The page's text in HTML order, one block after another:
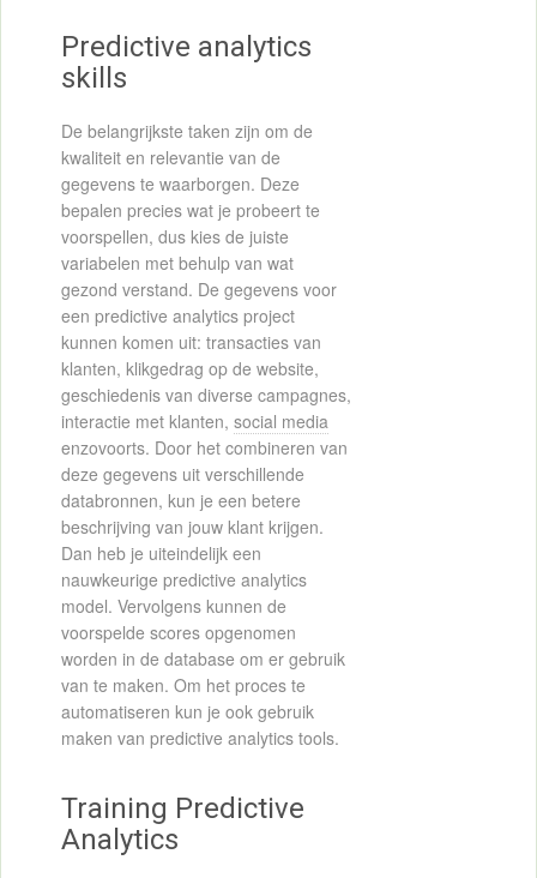
Predictive analytics
skills
De belangrijkste taken zijn om de
kwaliteit en relevantie van de
gegevens te waarborgen. Deze
bepalen precies wat je probeert te
voorspellen, dus kies de juiste
variabelen met behulp van wat
gezond verstand. De gegevens voor
een predictive analytics project
kunnen komen uit: transacties van
klanten, klikgedrag op de website,
geschiedenis van diverse campagnes,
interactie met klanten, social media
enzovoorts. Door het combineren van
deze gegevens uit verschillende
databronnen, kun je een betere
beschrijving van jouw klant krijgen.
Dan heb je uiteindelijk een
nauwkeurige predictive analytics
model. Vervolgens kunnen de
voorspelde scores opgenomen
worden in de database om er gebruik
van te maken. Om het proces te
automatiseren kun je ook gebruik
maken van predictive analytics tools.
Training Predictive
Analytics